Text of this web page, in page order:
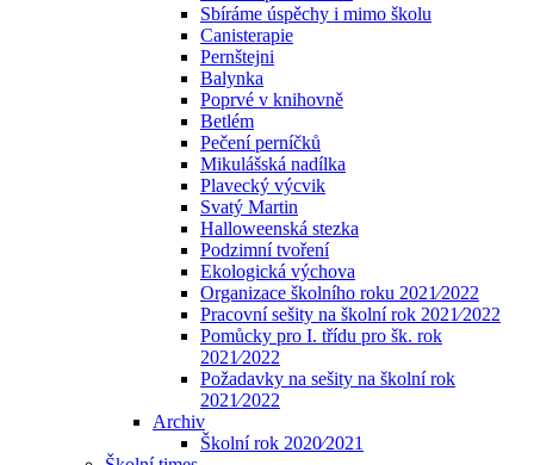
Sbíráme úspěchy i mimo školu
Canisterapie
Pernštejni
Balynka
Poprvé v knihovně
Betlém
Pečení perníčků
Mikulášská nadílka
Plavecký výcvik
Svatý Martin
Halloweenská stezka
Podzimní tvoření
Ekologická výchova
Organizace školního roku 2021⁄2022
Pracovní sešity na školní rok 2021⁄2022
Pomůcky pro I. třídu pro šk. rok
2021⁄2022
Požadavky na sešity na školní rok
2021⁄2022
Archiv
Školní rok 2020⁄2021